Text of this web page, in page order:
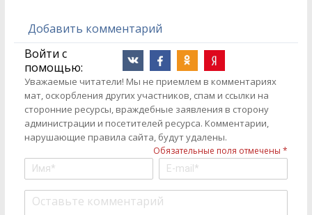
Добавить комментарий
Войти с
помощью:
Уважаемые читатели! Мы не приемлем в комментариях
мат, оскорбления других участников, спам и ссылки на
сторонние ресурсы, враждебные заявления в сторону
администрации и посетителей ресурса. Комментарии,
нарушающие правила сайта, будут удалены.
Обязательные поля отмечены *